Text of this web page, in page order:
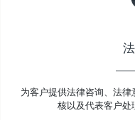
为客户提供法律咨询、法
核以及代表客户处